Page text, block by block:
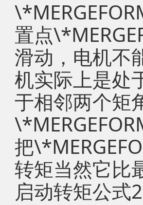
置点
滑动，电机不
机实际上是处
于相邻两个矩
把
转矩当然它比
启动转矩公式